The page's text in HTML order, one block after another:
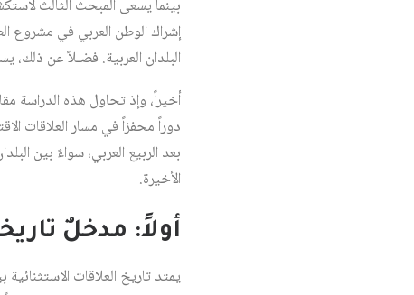
بينما يسعى المبحث الثالث
إشراك الوطن العربي في مشروع
البلدان العربية. فضـلاً عن ذلك،
أخيراً، وإذ تحاول هذه الدراسة
دوراً محفزاً في مسار العلاقات
بعد الربيع العربي، سواءٌ بين
الأخيرة.
أولاً: مدخلٌ
يمتد تاريخ العلاقات